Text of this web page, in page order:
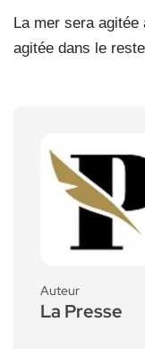
La mer sera agitée
agitée dans le
Auteur
La Presse